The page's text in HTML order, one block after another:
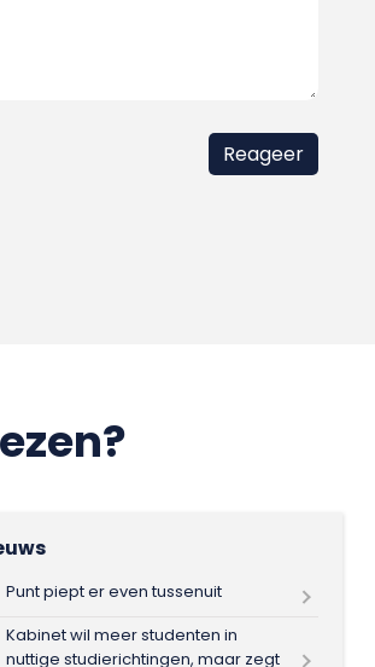
Punt piept er even tussenuit
Kabinet wil meer studenten in
nuttige studierichtingen, maar zegt